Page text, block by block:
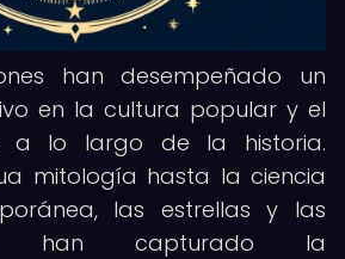
han desempeñado un
en la cultura popular y el
a lo largo de la historia.
mitología hasta la ciencia
las estrellas y las
han capturado la